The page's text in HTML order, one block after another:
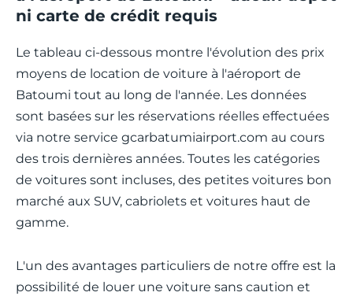
ni carte de crédit requis
Le tableau ci-dessous montre l'évolution des prix
moyens de location de voiture à l'aéroport de
Batoumi tout au long de l'année. Les données
sont basées sur les réservations réelles effectuées
via notre service gcarbatumiairport.com au cours
des trois dernières années. Toutes les catégories
de voitures sont incluses, des petites voitures bon
marché aux SUV, cabriolets et voitures haut de
gamme.
L'un des avantages particuliers de notre offre est la
possibilité de louer une voiture sans caution et